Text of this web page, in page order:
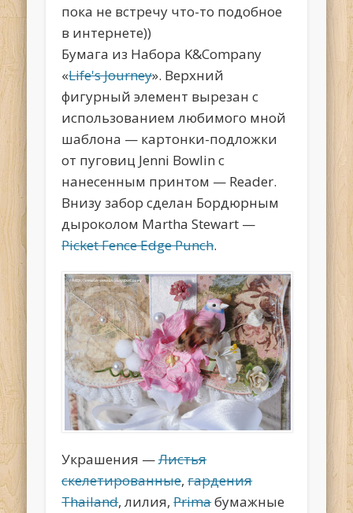
пока не встречу что-то подобное
в интернете))
Бумага из Набора K&Company
«Life's Journey». Верхний
фигурный элемент вырезан с
использованием любимого мной
шаблона — картонки-подложки
от пуговиц Jenni Bowlin с
нанесенным принтом — Reader.
Внизу забор сделан Бордюрным
дыроколом Martha Stewart —
Picket Fence Edge Punch.
Украшения —Листья
скелетированные,гардения
Thailand, лилия,Primaбумажные